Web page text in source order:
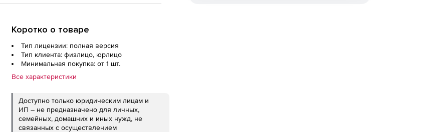
Коротко о товаре
Тип лицензии: полная версия
Тип клиента: физлицо, юрлицо
Минимальная покупка: от 1 шт.
Все характеристики
Доступно только юридическим лицам и
ИП – не предназначено для личных,
семейных, домашних и иных нужд, не
связанных с осуществлением